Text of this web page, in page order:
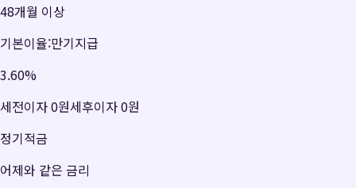
48개월 이상
기본이율:만기지급
3.60%
세전이자0원세후이자0원
정기적금
어제와 같은 금리